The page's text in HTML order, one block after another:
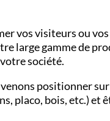
vos visiteurs ou
large gamme de
société.
positionner
placo, bois, etc.) et